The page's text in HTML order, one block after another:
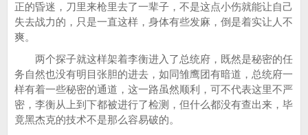
正的昏迷，刀里来枪里去了一辈子，不是这点小伤就能让自己
失去战力的，只是一直这样，身体有些发麻，倒是着实让人不
爽。
两个探子就这样架着李衡进入了总统府，既然是秘密的任
务自然也没有明目张胆的进去，如同雏鹰团有暗道，总统府一
样有着一些秘密的通道，这一路虽然顺利，可不代表这里不严
密，李衡从上到下都被进行了检测，但什么都没有查出来，毕
竟黑杰克的技术不是那么容易破的。